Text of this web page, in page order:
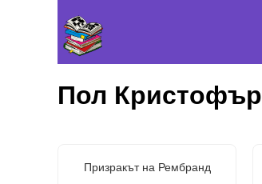
Пол Кристофър
Призракът на Рембранд